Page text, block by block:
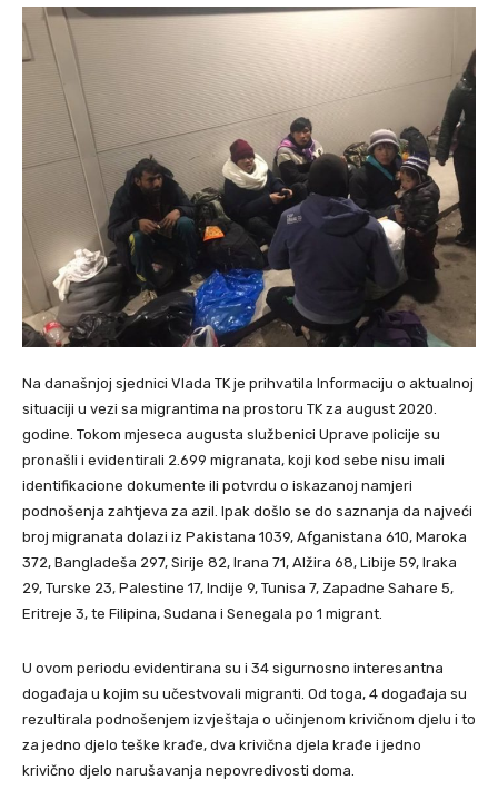
Na današnjoj sjednici Vlada TK je prihvatila Informaciju o aktualnoj
situaciji u vezi sa migrantima na prostoru TK za august 2020.
godine. Tokom mjeseca augusta službenici Uprave policije su
pronašli i evidentirali 2.699 migranata, koji kod sebe nisu imali
identifikacione dokumente ili potvrdu o iskazanoj namjeri
podnošenja zahtjeva za azil. Ipak došlo se do saznanja da najveći
broj migranata dolazi iz Pakistana 1039, Afganistana 610, Maroka
372, Bangladeša 297, Sirije 82, Irana 71, Alžira 68, Libije 59, Iraka
29, Turske 23, Palestine 17, Indije 9, Tunisa 7, Zapadne Sahare 5,
Eritreje 3, te Filipina, Sudana i Senegala po 1 migrant.
U ovom periodu evidentirana su i 34 sigurnosno interesantna
događaja u kojim su učestvovali migranti. Od toga, 4 događaja su
rezultirala podnošenjem izvještaja o učinjenom krivičnom djelu i to
za jedno djelo teške krađe, dva krivična djela krađe i jedno
krivično djelo narušavanja nepovredivosti doma.